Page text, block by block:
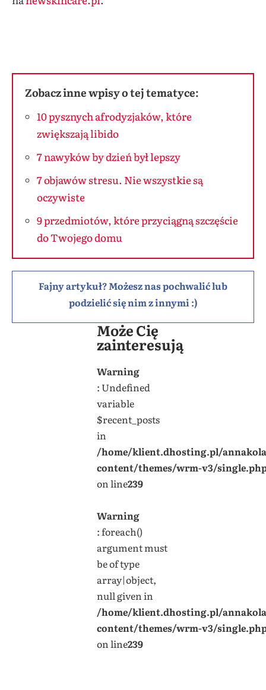
Zobacz inne wpisy o tej tematyce:
10 pysznych afrodyzjaków, które
zwiększają libido
7 nawyków by dzień był lepszy
7 objawów stresu. Nie wszystkie są
oczywiste
9 przedmiotów, które przyciągną szczęście
do Twojego domu
Fajny artykuł? Możesz nas pochwalić lub
podzielić się nim z innymi :)
Może Cię
zainteresują
Warning
: Undefined
variable
$recent_posts
in
/home/klient.dhosting.pl/
content/themes/wrm-v3/
on line239
Warning
: foreach()
argument must
be of type
array|object,
null given in
/home/klient.dhosting.pl/
content/themes/wrm-v3/
on line239